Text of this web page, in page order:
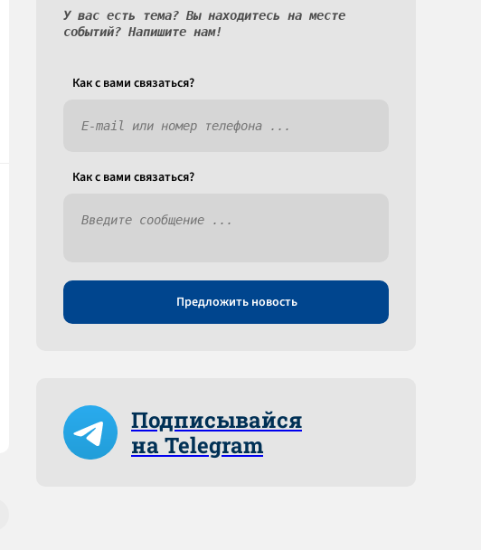
У вас есть тема? Вы находитесь на месте
событий? Напишите нам!
Как c вами связаться?
Как c вами связаться?
Предложить новость
Подписывайся
на Telegram